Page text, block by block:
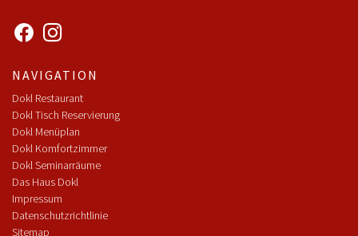
NAVIGATION
Dokl Restaurant
Dokl Tisch Reservierung
Dokl Menüplan
Dokl Komfortzimmer
Dokl Seminarräume
Das Haus Dokl
Impressum
Datenschutzrichtlinie
Sitemap